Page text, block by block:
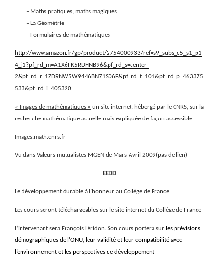
– Maths pratiques, maths magiques
– La Géométrie
– Formulaires de mathématiques
http://www.amazon.fr/gp/product/2754000933/ref=s9_subs_c5_s1_p1
4_i1?pf_rd_m=A1X6FK5RDHNB96&pf_rd_s=center-
2&pf_rd_r=1ZDRNW5W9446BN71S06F&pf_rd_t=101&pf_rd_p=463375
533&pf_rd_i=405320
« Images de mathématiques » un site internet, hébergé par le CNRS, sur la
recherche mathématique actuelle mais expliquée de façon accessible
Images.math.cnrs.fr
Vu dans Valeurs mutualistes-MGEN de Mars-Avril 2009(pas de lien)
EEDD
Le développement durable à l’honneur au Collège de France
Les cours seront téléchargeables sur le site internet du Collège de France
L’intervenant sera François Léridon. Son cours portera sur les prévisions
démographiques de l’ONU, leur validité et leur compatibilité avec
l’environnement et les perspectives de développement